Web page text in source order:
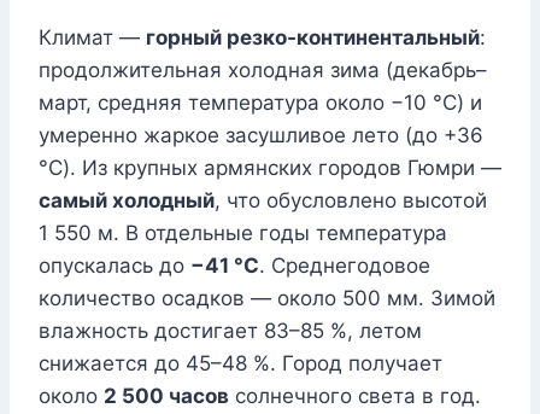
Климат — горный резко-континентальный:
продолжительная холодная зима (декабрь–
март, средняя температура около −10 °C) и
умеренно жаркое засушливое лето (до +36
°C). Из крупных армянских городов Гюмри —
самый холодный, что обусловлено высотой
1 550 м. В отдельные годы температура
опускалась до −41 °C. Среднегодовое
количество осадков — около 500 мм. Зимой
влажность достигает 83–85 %, летом
снижается до 45–48 %. Город получает
около 2 500 часов солнечного света в год.